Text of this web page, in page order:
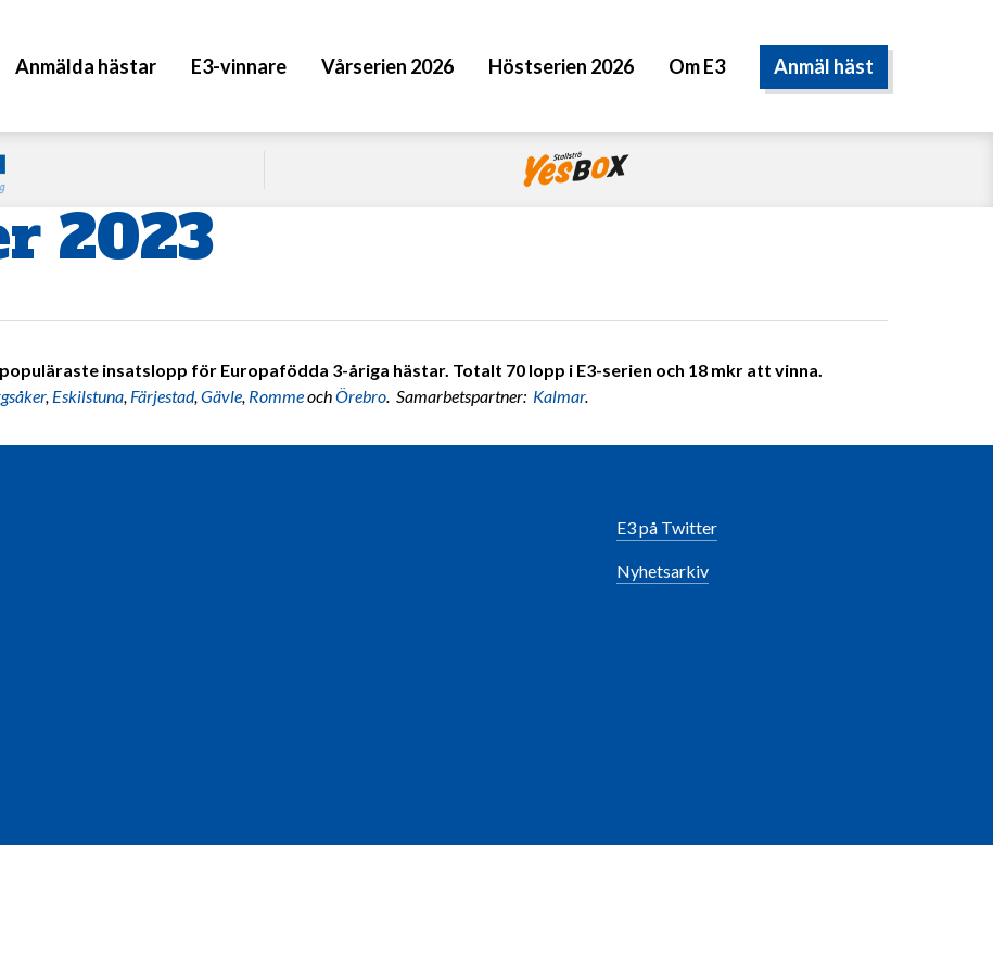
Anmälda hästar E3-vinnare Vårserien 2026 Höstserien 2026 Om E3 Anmäl häst
2023
insatslopp för Europafödda 3-åriga hästar. Totalt 70 lopp i E3-serien och 18 mkr att vinna.
, Eskilstuna, Färjestad,Gävle, RommeochÖrebro. Samarbetspartner: Kalmar.
E3 på Twitter
Nyhetsarkiv